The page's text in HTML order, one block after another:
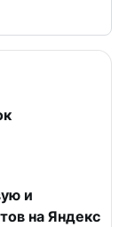
и
на Яндекс